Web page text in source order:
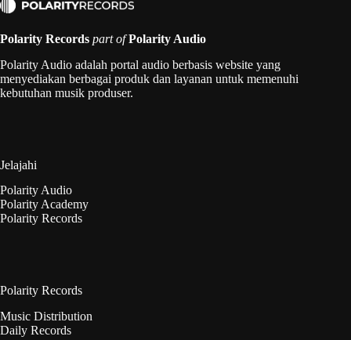
Polarity Records part of Polarity Audio
Polarity Audio adalah portal audio berbasis website yang
menyediakan berbagai produk dan layanan untuk memenuhi
kebutuhan musik produser.
Jelajahi
Polarity Audio
Polarity Academy
Polarity Records
Polarity Records
Music Distribution
Daily Records